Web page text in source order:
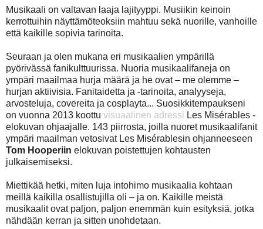
Musikaali on valtavan laaja lajityyppi. Musiikin keinoin
kerrottuihin näyttämöteoksiin mahtuu sekä nuorille, vanhoille
että kaikille sopivia tarinoita.
Seuraan ja olen mukana eri musikaalien ympärillä
pyörivässä fanikulttuurissa. Nuoria musikaalifaneja on
ympäri maailmaa hurja määrä ja he ovat – me olemme –
hurjan aktiivisia. Fanitaidetta ja -tarinoita, analyyseja,
arvosteluja, covereita ja cosplayta... Suosikkitempaukseni
on vuonna 2013 koottu visuaalinen adressi Les Misérables -
elokuvan ohjaajalle. 143 piirrosta, joilla nuoret musikaalifanit
ympäri maailman vetosivat Les Misérablesin ohjanneeseen
Tom Hooperiin elokuvan poistettujen kohtausten
julkaisemiseksi.
Miettikää hetki, miten luja intohimo musikaalia kohtaan
meillä kaikilla osallistujilla oli – ja on. Kaikille meistä
musikaalit ovat paljon, paljon enemmän kuin esityksiä, jotka
nähdään kerran ja sitten unohdetaan.